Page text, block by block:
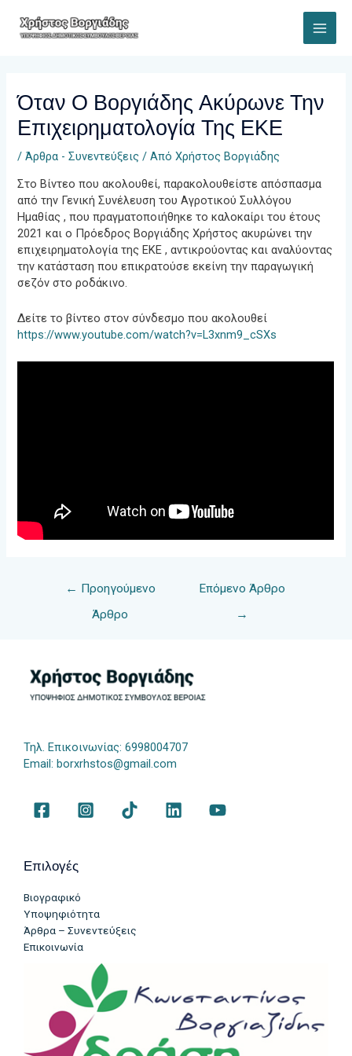
περιεχόμενο
Όταν Ο Βοργιάδης Ακύρωνε Την
Επιχειρηματολογία Της ΕΚΕ
/Άρθρα - Συνεντεύξεις / ΑπόΧρήστος Βοργιάδης
Στο Βίντεο που ακολουθεί, παρακολουθείστε απόσπασμα
από την Γενική Συνέλευση του Αγροτικού Συλλόγου
Ημαθίας , που πραγματοποιήθηκε το καλοκαίρι του έτους
2021 και ο Πρόεδρος Βοργιάδης Χρήστος ακυρώνει την
επιχειρηματολογία της ΕΚΕ , αντικρούοντας και αναλύοντας
την κατάσταση που επικρατούσε εκείνη την παραγωγική
σεζόν στο ροδάκινο.
Δείτε το βίντεο στον σύνδεσμο που ακολουθεί
https://www.youtube.com/watch?v=L3xnm9_cSXs
Πλοήγηση
← Προηγούμενο
Άρθρο
Επόμενο Άρθρο
→
Τηλ. Επικοινωνίας: 6998004707
Email: borxrhstos@gmail.com
Επιλογές
Βιογραφικό
Υποψηφιότητα
Άρθρα – Συνεντεύξεις
Επικοινωνία